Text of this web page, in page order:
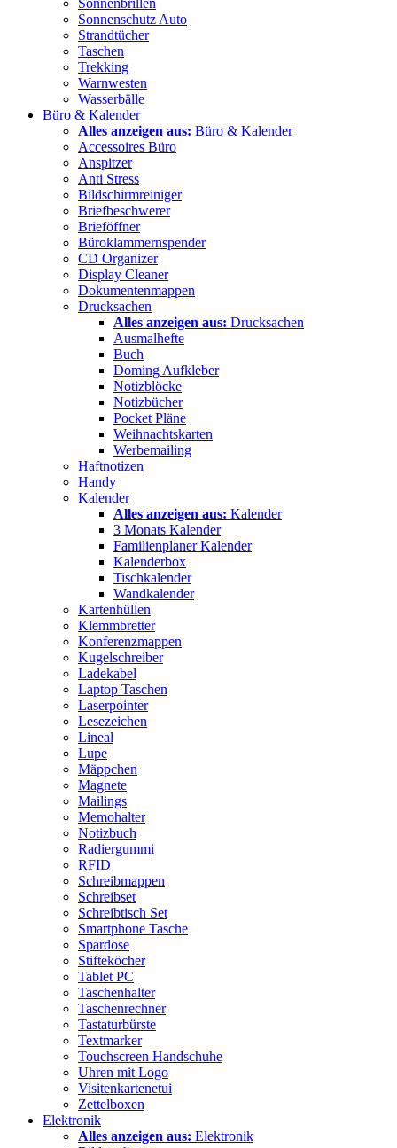
Sonnenbrillen
Sonnenschutz Auto
Strandtücher
Taschen
Trekking
Warnwesten
Wasserbälle
Büro & Kalender
Alles anzeigen aus: Büro & Kalender
Accessoires Büro
Anspitzer
Anti Stress
Bildschirmreiniger
Briefbeschwerer
Brieföffner
Büroklammernspender
CD Organizer
Display Cleaner
Dokumentenmappen
Drucksachen
Alles anzeigen aus: Drucksachen
Ausmalhefte
Buch
Doming Aufkleber
Notizblöcke
Notizbücher
Pocket Pläne
Weihnachtskarten
Werbemailing
Haftnotizen
Handy
Kalender
Alles anzeigen aus: Kalender
3 Monats Kalender
Familienplaner Kalender
Kalenderbox
Tischkalender
Wandkalender
Kartenhüllen
Klemmbretter
Konferenzmappen
Kugelschreiber
Ladekabel
Laptop Taschen
Laserpointer
Lesezeichen
Lineal
Lupe
Mäppchen
Magnete
Mailings
Memohalter
Notizbuch
Radiergummi
RFID
Schreibmappen
Schreibset
Schreibtisch Set
Smartphone Tasche
Spardose
Stifteköcher
Tablet PC
Taschenhalter
Taschenrechner
Tastaturbürste
Textmarker
Touchscreen Handschuhe
Uhren mit Logo
Visitenkartenetui
Zettelboxen
Elektronik
Alles anzeigen aus: Elektronik